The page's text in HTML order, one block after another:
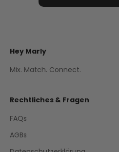
Hey Marly
Mix. Match. Connect.
Rechtliches & Fragen
FAQs
AGBs